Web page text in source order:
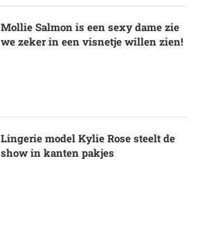
Mollie Salmon is een sexy dame zie
we zeker in een visnetje willen zien!
Lingerie model Kylie Rose steelt de
show in kanten pakjes